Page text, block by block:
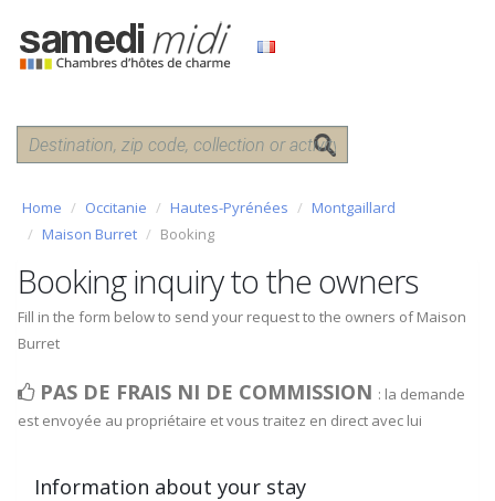
Home Occitanie Hautes-Pyrénées
Montgaillard
Maison Burret
Booking
Booking inquiry to the owners
Fill in the form below to send your request to the owners of Maison
Burret
PAS DE FRAIS NI DE COMMISSION : la demande
est envoyée au propriétaire et vous traitez en direct avec lui
Information about your stay